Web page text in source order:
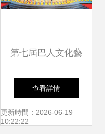
第七屆巴人文化藝
術節(jié) 賡續(xù)
文脈，賦能未來，
查看詳情
更新時間：2026-06-19
10:22:22